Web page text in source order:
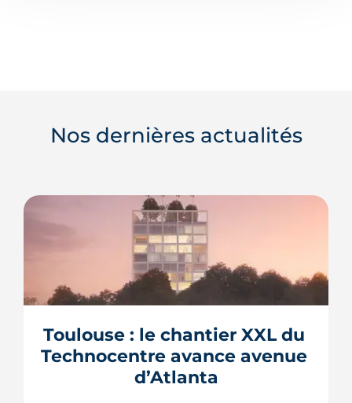
Nos dernières actualités
Toulouse : le chantier XXL du
Technocentre avance avenue
d’Atlanta